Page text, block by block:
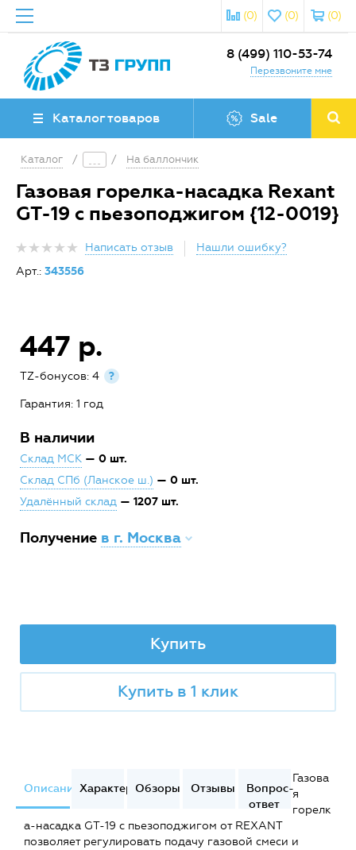
(0)
(0)
(0)
8 (499) 110-53-74
Перезвоните мне
Каталог товаров Sale
Каталог / / На баллончик
Газовая горелка-насадка Rexant
GT-19 с пьезоподжигом {12-0019}
Написать отзыв
Нашли ошибку?
Арт.: 343556
447 р.
TZ-бонусов: 4 ?
Гарантия: 1 год
В наличии
Склад МСК — 0 шт.
Склад СПб (Ланское ш.) — 0 шт.
Удалённый склад — 1207 шт.
Получение в г. Москва
Купить
Купить в 1 клик
ОписаниеХарактеристики
Обзоры Отзывы
Вопрос-
ответ
Газова
я
горелк
а-насадка GT-19 с пьезоподжигом от REXANT
позволяет регулировать подачу газовой смеси и